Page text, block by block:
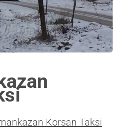
Korsan Taksi